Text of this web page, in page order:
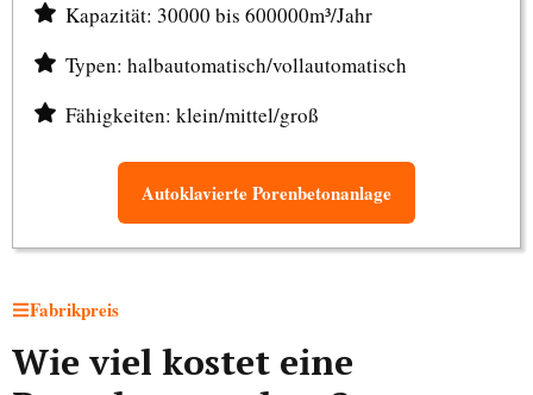
Kapazität: 30000 bis 600000m³/Jahr
Typen: halbautomatisch/vollautomatisch
Fähigkeiten: klein/mittel/groß
Autoklavierte Porenbetonanlage
Fabrikpreis
Wie viel kostet eine